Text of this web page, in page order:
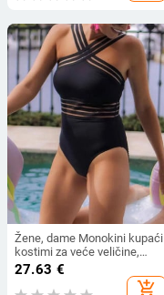
Žene, dame Monokini kupaći
kostimi za veće veličine,
kupaći kostim za plažu,
jednobojni mrežasti bodi s
27.63 €
add_shopping_cart